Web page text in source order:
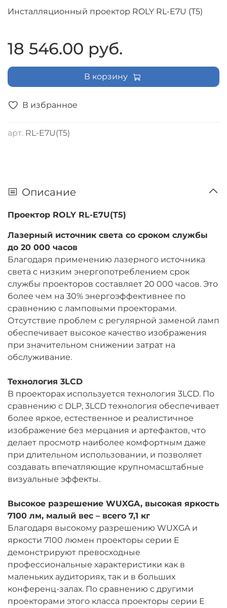
В избранное
арт. RL-E7U(T5)
Инсталляционный проектор ROLY RL-E7U (T5)
18 546.00 руб.
В корзину
Описание
Проектор ROLY RL-E7U(T5)
Лазерный источник света со сроком службы
до 20 000 часов
Благодаря применению лазерного источника
света с низким энергопотреблением срок
службы проекторов составляет 20 000 часов. Это
более чем на 30% энергоэффективнее по
сравнению с ламповыми проекторами.
Отсутствие проблем с регулярной заменой ламп
обеспечивает высокое качество изображения
при значительном снижении затрат на
обслуживание.
Технология 3LCD
В проекторах используется технология 3LCD. По
сравнению с DLP, 3LCD технология обеспечивает
более яркое, естественное и реалистичное
изображение без мерцания и артефактов, что
делает просмотр наиболее комфортным даже
при длительном использовании, и позволяет
создавать впечатляющие крупномасштабные
визуальные эффекты.
Высокое разрешение WUXGA, высокая яркость
7100 лм, малый вес – всего 7,1 кг
Благодаря высокому разрешению WUXGA и
яркости 7100 люмен проекторы серии E
демонстрируют превосходные
профессиональные характеристики как в
маленьких аудиториях, так и в больших
конференц-залах. По сравнению с другими
проекторами этого класса проекторы серии E